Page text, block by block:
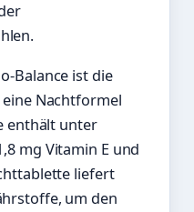
Balance ist die
eine Nachtformel
enthält unter
mg Vitamin E und
liefert
um den